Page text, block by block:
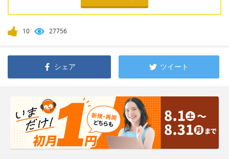
10 27756
シェア ツイート